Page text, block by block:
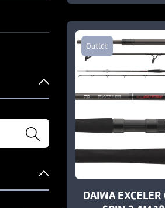
Outlet
DAIWA EXCELER